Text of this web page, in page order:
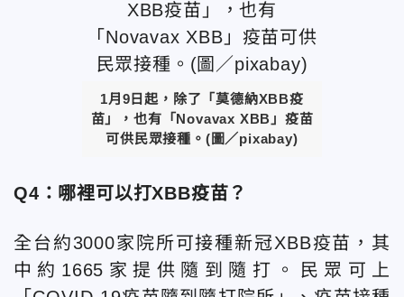
1月9日起，除了「莫德納XBB疫
苗」，也有「Novavax XBB」疫苗
可供民眾接種。(圖／pixabay)
Q4：哪裡可以打XBB疫苗？
全台約3000家院所可接種新冠XBB疫苗，其
中約1665家提供隨到隨打。民眾可上